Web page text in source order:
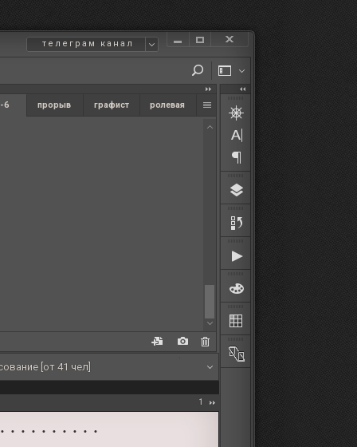
телеграм канал
6 прорыв графист ролевая
[от 41 чел]
1
• • • • • • • • •